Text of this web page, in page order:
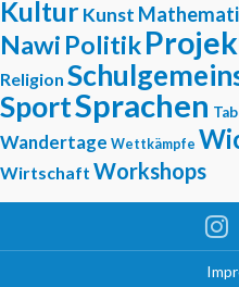
KulturKunst
Nawi Politik
Religion
SportSprachen
Wandertage Wettkämpfe
Wirtschaft Workshops